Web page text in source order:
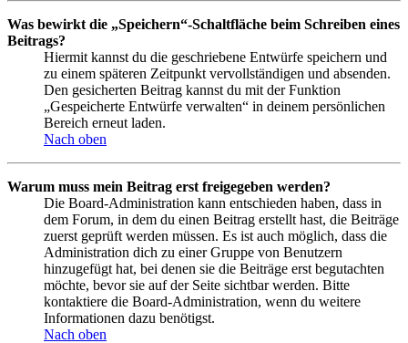
Was bewirkt die „Speichern“-Schaltfläche beim Schreiben eines
Beitrags?
Hiermit kannst du die geschriebene Entwürfe speichern und
zu einem späteren Zeitpunkt vervollständigen und absenden.
Den gesicherten Beitrag kannst du mit der Funktion
„Gespeicherte Entwürfe verwalten“ in deinem persönlichen
Bereich erneut laden.
Nach oben
Warum muss mein Beitrag erst freigegeben werden?
Die Board-Administration kann entschieden haben, dass in
dem Forum, in dem du einen Beitrag erstellt hast, die Beiträge
zuerst geprüft werden müssen. Es ist auch möglich, dass die
Administration dich zu einer Gruppe von Benutzern
hinzugefügt hat, bei denen sie die Beiträge erst begutachten
möchte, bevor sie auf der Seite sichtbar werden. Bitte
kontaktiere die Board-Administration, wenn du weitere
Informationen dazu benötigst.
Nach oben